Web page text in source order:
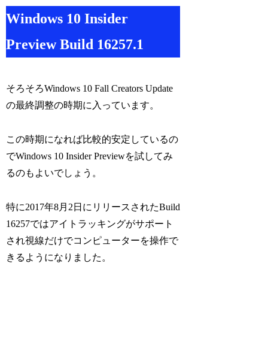
Windows 10 Insider
Preview Build 16257.1
そろそろWindows 10 Fall Creators Update
の最終調整の時期に入っています。
この時期になれば比較的安定しているの
でWindows 10 Insider Previewを試してみ
るのもよいでしょう。
特に2017年8月2日にリリースされたBuild
16257ではアイトラッキングがサポート
され視線だけでコンピューターを操作で
きるようになりました。